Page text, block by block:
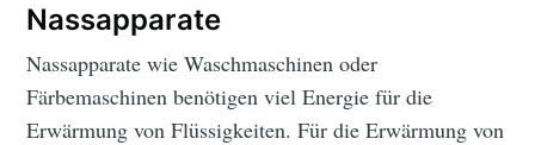
Nassapparate
Nassapparate wie Waschmaschinen oder
Färbemaschinen benötigen viel Energie für die
Erwärmung von Flüssigkeiten. Für die Erwärmung von